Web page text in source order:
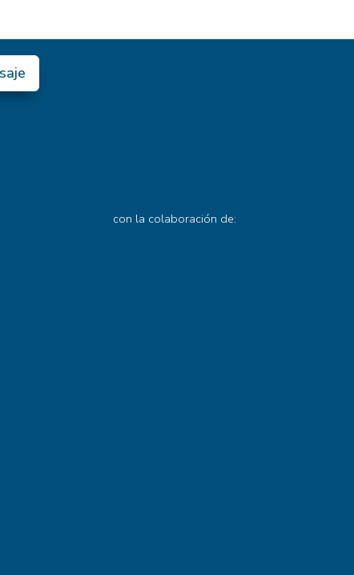
con la colaboración de: